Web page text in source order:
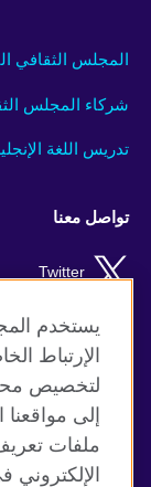
المجلس الثقافي
شركاء المجلس
تدريس اللغة
تواصل معنا
Twitter
RSS
موقع المجلس
يستخدم
الإرتباط
لتخصيص
إلى
ملفات